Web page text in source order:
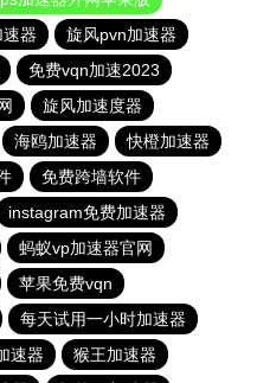
速器
旋风pvn加速器
免费vqn加速2023
旋风加速度器
海鸥加速器
快橙加速器
免费跨墙软件
instagram免费加速器
蚂蚁vp加速器官网
苹果免费vqn
每天试用一小时加速器
速器
猴王加速器